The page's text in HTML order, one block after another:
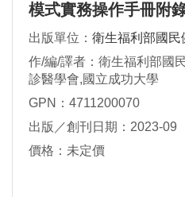
模式實務操作手冊附
出版單位： 衛生福利部國民
作/編/譯者：衛生福利部國
診醫學會,國立成功大學
GPN：4711200070
出版／創刊日期：2023-09
價格：未定價